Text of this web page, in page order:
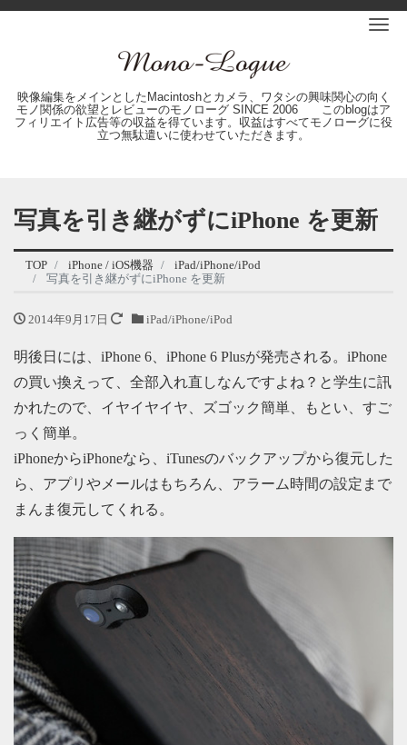
映像編集をメインとしたMacintoshとカメラ、ワタシの興味関心の向く
モノ関係の欲望とレビューのモノローグ SINCE 2006 このblogはア
フィリエイト広告等の収益を得ています。収益はすべてモノローグに役
立つ無駄遣いに使わせていただきます。
写真を引き継がずにiPhone を更新
TOP iPhone / iOS機器
iPad/iPhone/iPod
写真を引き継がずにiPhone を更新
2014年9月17日 iPad/iPhone/iPod
明後日には、iPhone 6、iPhone 6 Plusが発売される。iPhone
の買い換えって、全部入れ直しなんですよね？と学生に訊
かれたので、イヤイヤイヤ、ズゴック簡単、もとい、すご
っく簡単。
iPhoneからiPhoneなら、iTunesのバックアップから復元した
ら、アプリやメールはもちろん、アラーム時間の設定まで
まんま復元してくれる。